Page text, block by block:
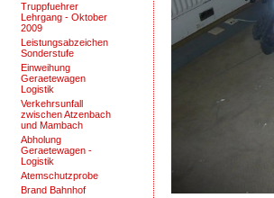
Truppfuehrer
Lehrgang - Oktober
2009
Leistungsabzeichen
Sonderstufe
Einweihung
Geraetewagen
Logistik
Verkehrsunfall
zwischen Atzenbach
und Mambach
Abholung
Geraetewagen -
Logistik
Atemschutzprobe
Brand Bahnhof